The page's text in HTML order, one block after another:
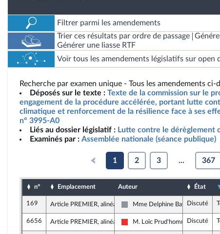
Filtrer parmi les amendements
Trier ces résultats par ordre de passage
Générer une liasse RTF
Voir tous les amendements législatifs sur open
Recherche par examen unique - Tous les amendements ci-
Déposés sur le texte : Texte de la commission sur le
engagement de la procédure accélérée, portant lutte
climatique et renforcement de la résilience face à ses
n° 3995-A0
Liés au dossier législatif : Lutte contre le dérèglement
Examinés par : Assemblée nationale (séance publique)
1 2 3 ... 367
n° Emplacement Auteur État
169 Article PREMIER, alinéa 7
Non inscrit
Mme Delphine BathoDiscuté
6656 Article PREMIER, alinéa 6
La France insoumise
M. Loïc Prud'hommeDiscuté